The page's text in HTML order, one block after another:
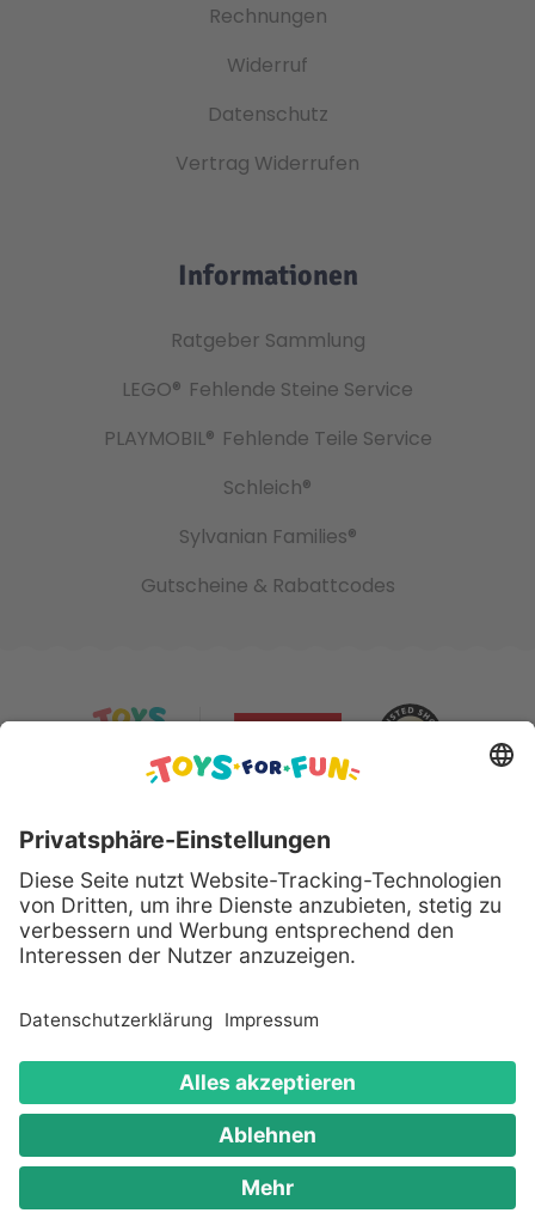
Rechnungen
Widerruf
Datenschutz
Vertrag Widerrufen
Informationen
Ratgeber Sammlung
LEGO® Fehlende Steine Service
PLAYMOBIL® Fehlende Teile Service
Schleich®
Sylvanian Families®
Gutscheine & Rabattcodes
Sicher bezahlen mit:
Alle genannten Produkte und Logos sind eingetragene
Warenzeichen der jeweiligen Hersteller.
Copyright © 2008 - 2026 Toys for Fun GmbH - Alle
Rechte vorbehalten